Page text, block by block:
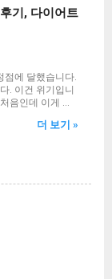
받고 배포하기로
로 인한 부담금
하는 시점까지
합니다. 그러니
와우(World Of
아야 합니다. 경
명의 slug 라는
다. 이 폴더 안에
면 새로 만들어
일이 들어있는걸
로 만듭니다. 복
기, 다이어트
. 이건 위기입니
음인데 이게 엄
실패의 꼬리표같
더 보기 »